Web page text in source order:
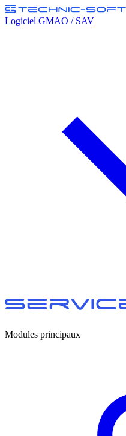
Logiciel GMAO / SAV
Modules principaux